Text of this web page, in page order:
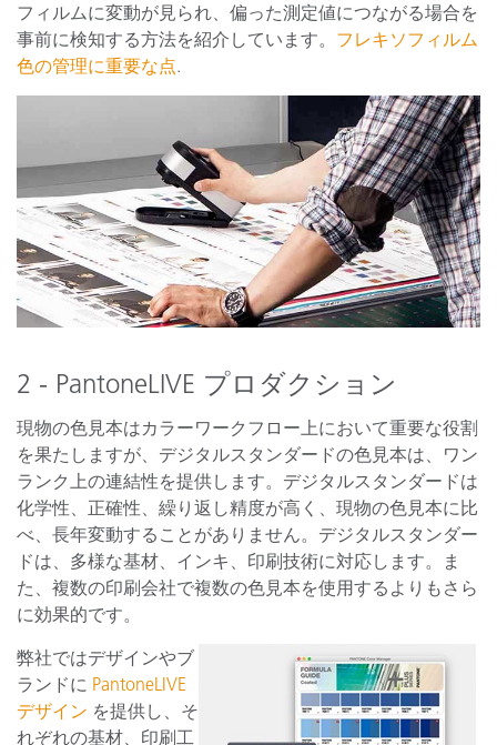
フィルムに変動が見られ、偏った測定値につながる場合を
事前に検知する方法を紹介しています。 フレキソフィルム
色の管理に重要な点.
2 - PantoneLIVE プロダクション
現物の色見本はカラーワークフロー上において重要な役割
を果たしますが、デジタルスタンダードの色見本は、ワン
ランク上の連結性を提供します。デジタルスタンダードは
化学性、正確性、繰り返し精度が高く、現物の色見本に比
べ、長年変動することがありません。デジタルスタンダー
ドは、多様な基材、インキ、印刷技術に対応します。ま
た、複数の印刷会社で複数の色見本を使用するよりもさら
に効果的です。
弊社ではデザインやブ
ランドに PantoneLIVE
デザイン を提供し、そ
れぞれの基材、印刷工